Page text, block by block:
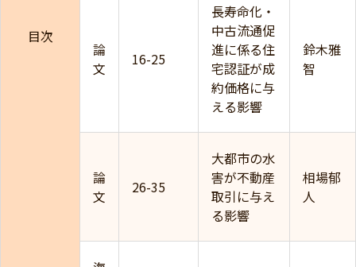
目次
論
文
16-25
長寿命化・
中古流通促
進に係る住
宅認証が成
約価格に与
える影響
鈴木雅
智
論
文
26-35
大都市の水
害が不動産
取引に与え
る影響
相場郁
人